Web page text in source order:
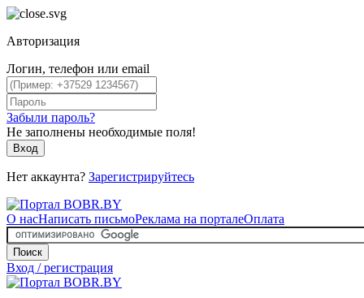
Авторизация
Логин, телефон или email
Забыли пароль?
Не заполнены необходимые поля!
Вход
Нет аккаунта? Зарегистрируйтесь
О насНаписать письмоРеклама на порталеОплата
Поиск
Вход / регистрация